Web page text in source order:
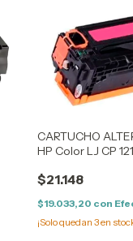
CARTUCHO
HP Color LJ CP
5050/8050 / 1411/
$21.148
$19.033,20 con
¡Solo quedan 3en